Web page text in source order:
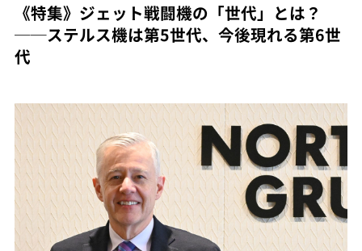
《特集》ジェット戦闘機の「世代」とは？
──ステルス機は第5世代、今後現れる第6世
代